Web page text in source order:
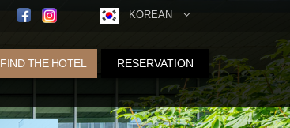
KOREAN
FIND THE HOTEL RESERVATION